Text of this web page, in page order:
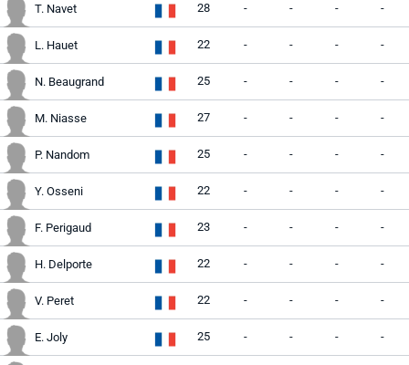
T. Navet 28 - - - -
L. Hauet 22 - - - -
N. Beaugrand 25 - - - -
M. Niasse 27 - - - -
P. Nandom 25 - - - -
Y. Osseni 22 - - - -
F. Perigaud 23 - - - -
H. Delporte 22 - - - -
V. Peret 22 - - - -
E. Joly 25 - - - -